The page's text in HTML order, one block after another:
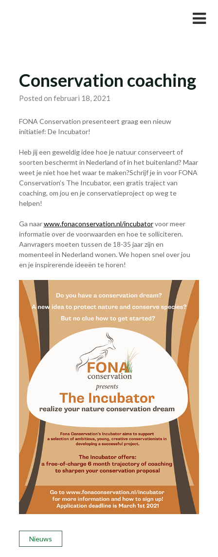
Conservation coaching
Posted on februari 18, 2021
FONA Conservation presenteert graag een nieuw
initiatief: De Incubator!
Heb jij een geweldig idee hoe je natuur conserveert of
soorten beschermt in Nederland of in het buitenland? Maar
weet je niet hoe het waar te maken?Schrijf je in voor FONA
Conservation’s The Incubator, een gratis traject van
coaching, om jou en je conservatieproject op weg te
helpen!
Ga naarwww.fonaconservation.nl/incubatorvoor meer
informatie over de voorwaarden en hoe te solliciteren.
Aanvragers moeten tussen de 18-35 jaar zijn en
momenteel in Nederland wonen. We hopen snel over jou
en je inspirerende ideeën te horen!
Nieuws